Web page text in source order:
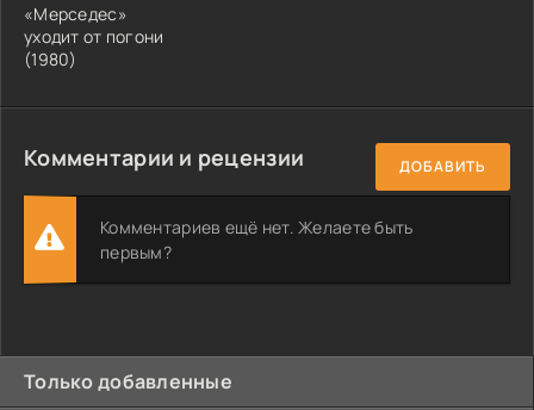
«Мерседес»
уходит от погони
(1980)
Комментарии и рецензии ДОБАВИТЬ
Комментариев ещё нет. Желаете быть
первым?
Только добавленные